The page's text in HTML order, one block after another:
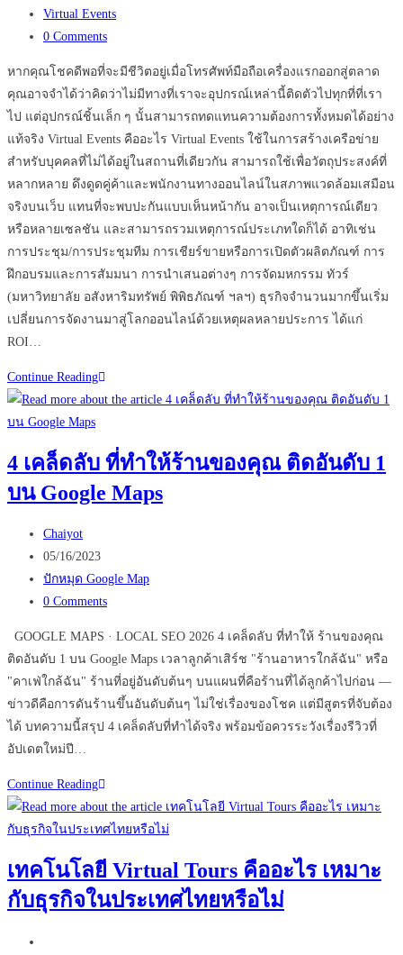
published:
Post
category:
Virtual Events
Post
0 Comments
หากคุณโชคดีพอที่จะมีชีวิตอยู่เมื่อโทรศัพท์มือถือเครื่องแรกออกสู่ตลาด
คุณอาจจำได้ว่าคิดว่าไม่มีทางที่เราจะอุปกรณ์เหล่านี้ติดตัวไปทุกที่ที่เรา
ไป แต่อุปกรณ์ชิ้นเล็ก ๆ นั้นสามารถทดแทนความต้องการทั้งหมดได้อย่าง
แท้จริง Virtual Events คืออะไร Virtual Events ใช้ในการสร้างเครือข่าย
สำหรับบุคคลที่ไม่ได้อยู่ในสถานที่เดียวกัน สามารถใช้เพื่อวัตถุประสงค์ที่
หลากหลาย ดึงดูดคู่ค้าและพนักงานทางออนไลน์ในสภาพแวดล้อมเสมือน
จริงบนเว็บ แทนที่จะพบปะกันแบบเห็นหน้ากัน อาจเป็นเหตุการณ์เดียว
หรือหลายเซลชัน และสามารถรวมเหตุการณ์ประเภทใดก็ได้ อาทิเช่น
การประชุม/การประชุมทีม การเชียร์ขายหรือการเปิดตัวผลิตภัณฑ์ การ
ฝึกอบรมและการสัมมนา การนำเสนอต่างๆ การจัดมหกรรม ทัวร์
(มหาวิทยาลัย อสังหาริมทรัพย์ พิพิธภัณฑ์ ฯลฯ) ธุรกิจจำนวนมากขึ้นเริ่ม
เปลี่ยนการจัดงานมาสู่โลกออนไลน์ด้วยเหตุผลหลายประการ ได้แก่
ROI…
Continue ReadingVirtual
Events
อนาคต
ธุรกิจ
ของ
หรือ
ไม่
4 เคล็ดลับ ที่ทำให้ร้านของคุณ ติดอันดับ 1
บน Google Maps
Post
author:
Chaiyot
Post
published:
05/16/2023
Post
category:
ปักหมุด Google Map
Post
0 Comments
GOOGLE MAPS · LOCAL SEO 2026 4 เคล็ดลับ ที่ทำให้ ร้านของคุณ
ติดอันดับ 1 บน Google Maps เวลาลูกค้าเสิร์ช "ร้านอาหารใกล้ฉัน" หรือ
"คาเฟ่ใกล้ฉัน" ร้านที่อยู่อันดับต้นๆ บนแผนที่คือร้านที่ได้ลูกค้าไปก่อน —
ข่าวดีคือการดันร้านขึ้นอันดับต้นๆ ไม่ใช่เรื่องของโชค แต่มีสูตรที่จับต้อง
ได้ บทความนี้สรุป 4 เคล็ดลับที่ทำได้จริง พร้อมข้อควรระวังเรื่องรีวิวที่
อัปเดตใหม่ปี…
Continue Reading4
เคล็ด
ลับ
ทำให้
ร้าน
เทคโนโลยี Virtual Tours คืออะไร เหมาะ
กับธุรกิจในประเทศไทยหรือไม่